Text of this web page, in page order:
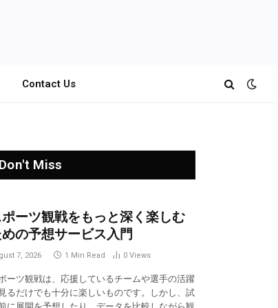
Contact Us
Don't Miss
ーツ観戦をもっと深く楽しむ
の予想サービス入門
7, 2026 1 Min Read 0 Views
ーツ観戦は、応援しているチームや選手の活躍
るだけでも十分に楽しいものです。しかし、試